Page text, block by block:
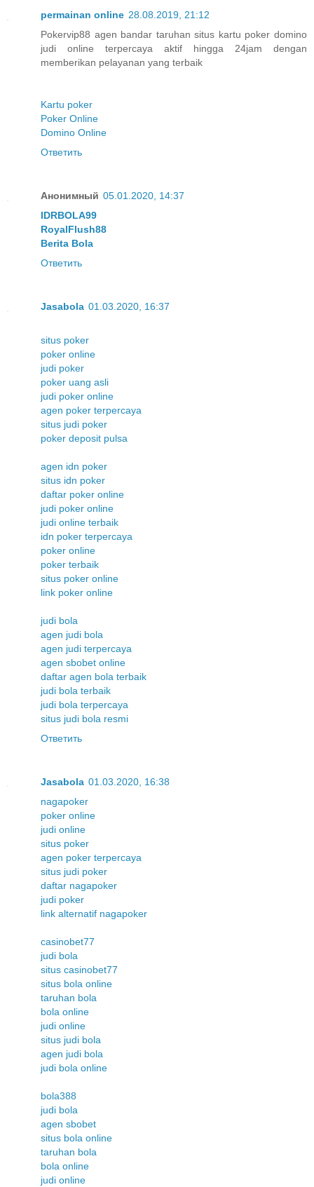
permainan online 28.08.2019, 21:12
Pokervip88 agen bandar taruhan situs kartu poker domino
judi online terpercaya aktif hingga 24jam dengan
memberikan pelayanan yang terbaik
Kartu poker
Poker Online
Domino Online
Ответить
Анонимный 05.01.2020, 14:37
IDRBOLA99
RoyalFlush88
Berita Bola
Ответить
Jasabola 01.03.2020, 16:37
situs poker
poker online
judi poker
poker uang asli
judi poker online
agen poker terpercaya
situs judi poker
poker deposit pulsa
agen idn poker
situs idn poker
daftar poker online
judi poker online
judi online terbaik
idn poker terpercaya
poker online
poker terbaik
situs poker online
link poker online
judi bola
agen judi bola
agen judi terpercaya
agen sbobet online
daftar agen bola terbaik
judi bola terbaik
judi bola terpercaya
situs judi bola resmi
Ответить
Jasabola 01.03.2020, 16:38
nagapoker
poker online
judi online
situs poker
agen poker terpercaya
situs judi poker
daftar nagapoker
judi poker
link alternatif nagapoker
casinobet77
judi bola
situs casinobet77
situs bola online
taruhan bola
bola online
judi online
situs judi bola
agen judi bola
judi bola online
bola388
judi bola
agen sbobet
situs bola online
taruhan bola
bola online
judi online